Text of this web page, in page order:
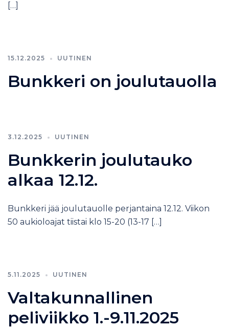
[…]
15.12.2025 UUTINEN
Bunkkeri on joulutauolla
3.12.2025 UUTINEN
Bunkkerin joulutauko
alkaa 12.12.
Bunkkeri jää joulutauolle perjantaina 12.12. Viikon
50 aukioloajat tiistai klo 15-20 (13-17 […]
5.11.2025 UUTINEN
Valtakunnallinen
peliviikko 1.-9.11.2025